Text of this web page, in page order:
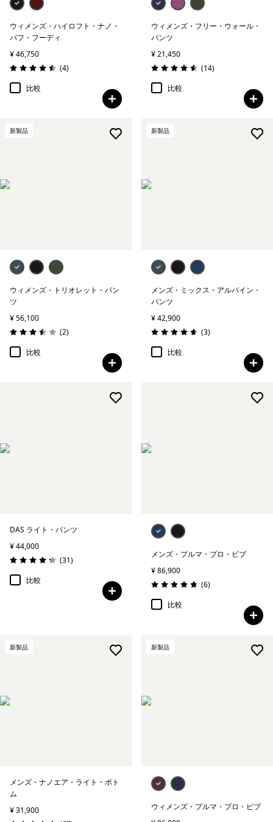
ウィメンズ・ハイロフト・ナノ・
パフ・フーディ
¥ 46,750
評価: 4.5 / 5
(4レビュー
)
比較
ウィメンズ・フリー・ウォール・
パンツ
¥ 21,450
評価: 4.6 / 5
(14レビュー
)
比較
新製品
ウィメンズ・トリオレット・パン
ツ
¥ 56,100
評価: 3.5 / 5
(2レビュー
)
比較
新製品
メンズ・ミックス・アルパイン・
パンツ
¥ 42,900
評価: 4.7 / 5
(3レビュー
)
比較
DAS ライト・パンツ
¥ 44,000
評価: 4.3 / 5
(31レビュー
)
比較
メンズ・プルマ・プロ・ビブ
¥ 86,900
評価: 4.8 / 5
(6レビュー
)
比較
新製品
メンズ・ナノエア・ライト・ボト
ム
¥ 31,900
新製品
ウィメンズ・プルマ・プロ・ビブ